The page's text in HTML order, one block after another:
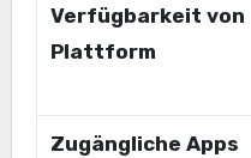
Verfügbarkeit von
Plattform
Zugängliche Apps